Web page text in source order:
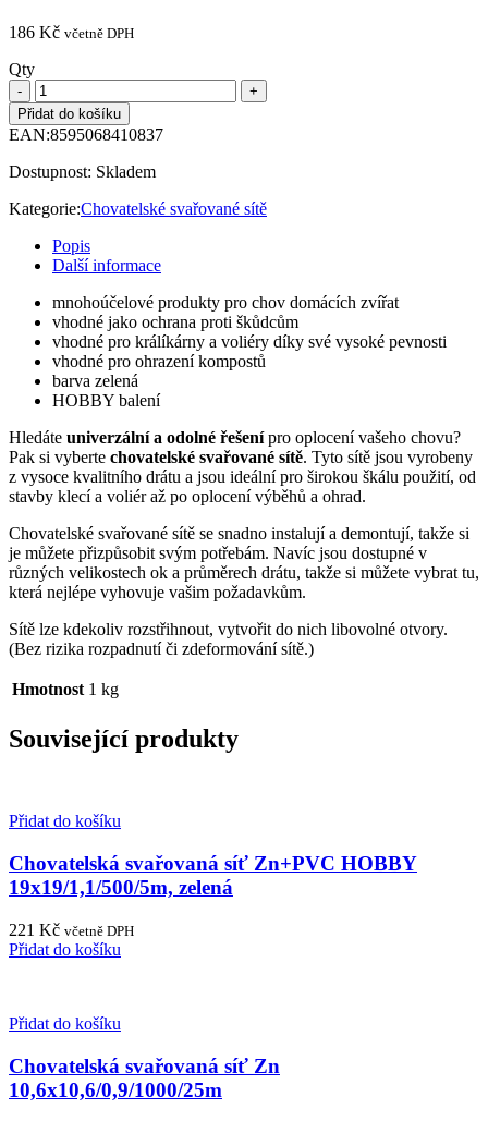
186 Kč včetně DPH
Qty
Přidat do košíku
EAN:8595068410837
Dostupnost: Skladem
Kategorie:Chovatelské svařované sítě
Popis
Další informace
mnohoúčelové produkty pro chov domácích zvířat
vhodné jako ochrana proti škůdcům
vhodné pro králíkárny a voliéry díky své vysoké pevnosti
vhodné pro ohrazení kompostů
barva zelená
HOBBY balení
Hledáte univerzální a odolné řešenípro oplocení vašeho chovu?
Pak si vyberte chovatelské svařované sítě. Tyto sítě jsou vyrobeny
z vysoce kvalitního drátu a jsou ideální pro širokou škálu použití, od
stavby klecí a voliér až po oplocení výběhů a ohrad.
Chovatelské svařované sítě se snadno instalují a demontují, takže si
je můžete přizpůsobit svým potřebám. Navíc jsou dostupné v
různých velikostech ok a průměrech drátu, takže si můžete vybrat tu,
která nejlépe vyhovuje vašim požadavkům.
Sítě lze kdekoliv rozstřihnout, vytvořit do nich libovolné otvory.
(Bez rizika rozpadnutí či zdeformování sítě.)
Hmotnost 1 kg
Související produkty
Přidat do košíku
Chovatelská svařovaná síť Zn+PVC HOBBY
19x19/1,1/500/5m, zelená
221 Kč včetně DPH
Přidat do košíku
Přidat do košíku
Chovatelská svařovaná síť Zn
10,6x10,6/0,9/1000/25m